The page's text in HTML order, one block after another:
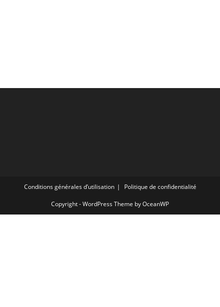
Conditions générales d’utilisation Politique de confidentialité
Copyright - WordPress Theme by OceanWP